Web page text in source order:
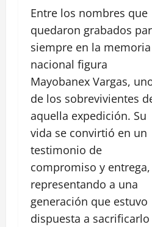
Entre los nombres que
quedaron grabados
siempre en la memoria
nacional figura
Mayobanex Vargas,
de los sobrevivientes
aquella expedición. Su
vida se convirtió en un
testimonio de
compromiso y entrega,
representando a una
generación que estuvo
dispuesta a sacrificarlo